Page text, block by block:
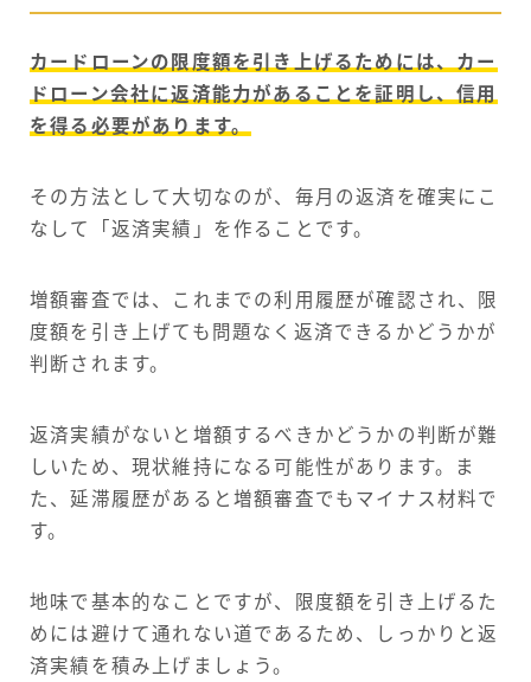
カードローンの限度額を引き上げるためには、カー
ドローン会社に返済能力があることを証明し、信用
を得る必要があります。
その方法として大切なのが、毎月の返済を確実にこ
なして「返済実績」を作ることです。
増額審査では、これまでの利用履歴が確認され、限
度額を引き上げても問題なく返済できるかどうかが
判断されます。
返済実績がないと増額するべきかどうかの判断が難
しいため、現状維持になる可能性があります。ま
た、延滞履歴があると増額審査でもマイナス材料で
す。
地味で基本的なことですが、限度額を引き上げるた
めには避けて通れない道であるため、しっかりと返
済実績を積み上げましょう。